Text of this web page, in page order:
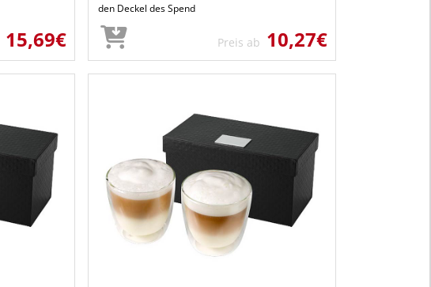
15,69€
den Deckel des Spend
Preis ab 10,27€